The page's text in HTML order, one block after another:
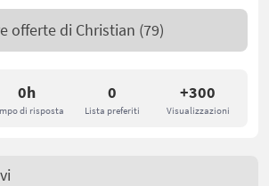
0h
di risposta
0
Lista preferiti
+300
Visualizzazioni
offerte di Christian (79)